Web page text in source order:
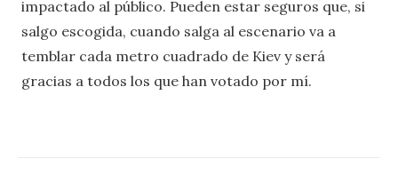
impactado al público. Pueden estar seguros que, si
salgo escogida, cuando salga al escenario va a
temblar cada metro cuadrado de Kiev y será
gracias a todos los que han votado por mí.